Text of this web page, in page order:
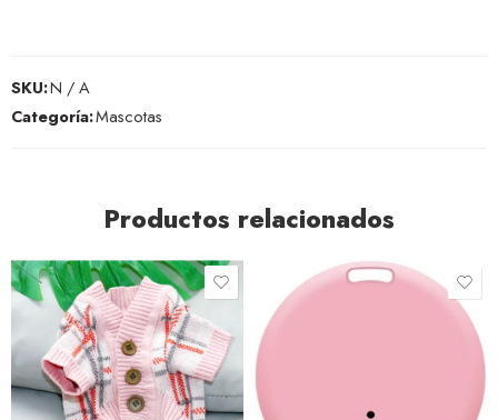
SKU:N / A
Categoría:Mascotas
Productos relacionados